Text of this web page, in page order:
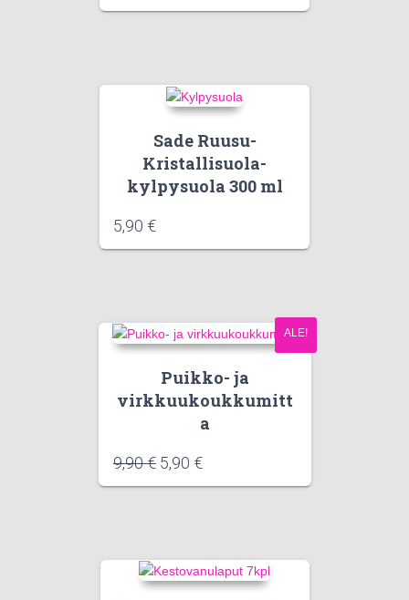
Sade Ruusu-
Kristallisuola-
kylpysuola 300 ml
5,90 €
ALE!
Puikko- ja
virkkuukoukkumitt
a
9,90€ 5,90 €